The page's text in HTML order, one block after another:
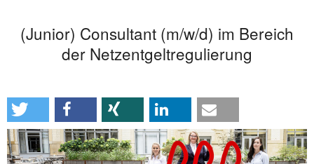
(Junior) Consultant (m/w/d) im Bereich
der Netzentgeltregulierung